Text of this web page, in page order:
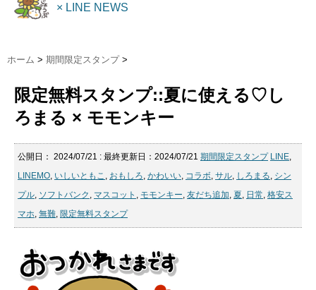
× LINE NEWS
ホーム > 期間限定スタンプ >
限定無料スタンプ::夏に使える♡し
ろまる × モモンキー
公開日： 2024/07/21 : 最終更新日：2024/07/21 期間限定スタンプ LINE,
LINEMO, いしいともこ , おもしろ, かわいい, コラボ, サル, しろまる, シン
プル, ソフトバンク , マスコット , モモンキー, 友だち追加, 夏, 日常, 格安ス
マホ, 無難, 限定無料スタンプ